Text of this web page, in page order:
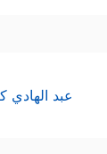
عبد الهادي